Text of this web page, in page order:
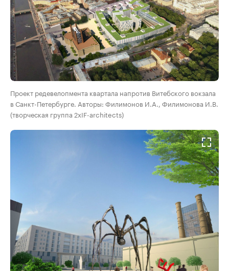
Проект редевелопмента квартала напротив Витебского вокзала
в Санкт-Петербурге. Авторы: Филимонов И.А., Филимонова И.В.
(творческая группа 2xIF-architects)